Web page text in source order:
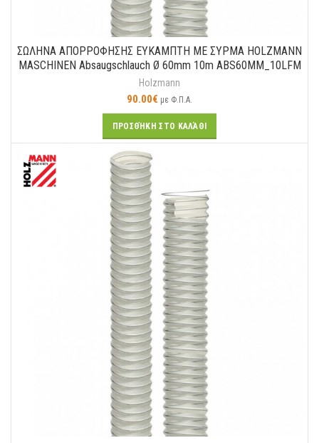
ΣΩΛΗΝΑ ΑΠΟΡΡΟΦΗΣΗΣ ΕΥΚΑΜΠΤΗ ΜΕ ΣΥΡΜΑ HOLZMANN
MASCHINEN Absaugschlauch Ø 60mm 10m ABS60MM_10LFM
Holzmann
90.00€ με Φ.Π.Α.
ΠΡΟΣΘΉΚΗ ΣΤΟ ΚΑΛΆΘΙ